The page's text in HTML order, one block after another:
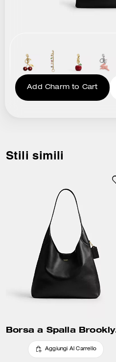
Add Charm to Cart
Stili simili
Aggiungi Al Carrello